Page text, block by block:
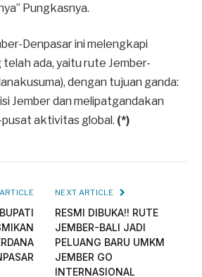
Pungkasnya.
Denpasar ini melengkapi
ada, yaitu rute Jember-
dengan tujuan ganda:
Jember dan melipatgandakan
aktivitas global. (*)
NEXT ARTICLE
RESMI DIBUKA!! RUTE
JEMBER-BALI JADI
PELUANG BARU UMKM
JEMBER GO
INTERNASIONAL